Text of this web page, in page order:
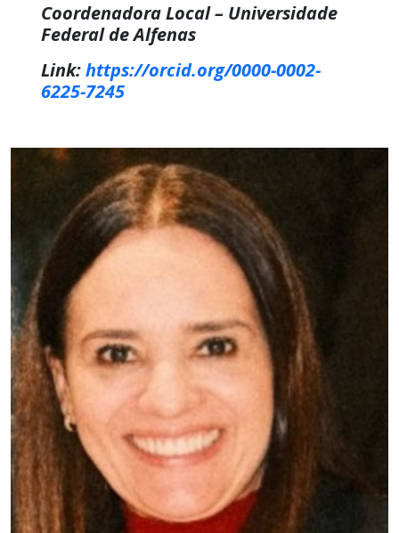
Coordenadora Local – Universidade
Federal de Alfenas
Link:https://orcid.org/0000-0002-
6225-7245